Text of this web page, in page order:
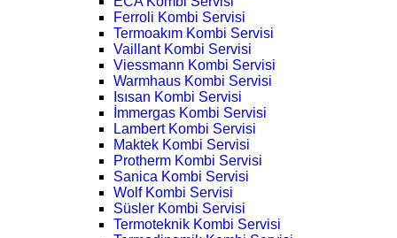
Ferroli Kombi Servisi
Termoakım Kombi Servisi
Vaillant Kombi Servisi
Viessmann Kombi Servisi
Warmhaus Kombi Servisi
Isısan Kombi Servisi
İmmergas Kombi Servisi
Lambert Kombi Servisi
Maktek Kombi Servisi
Protherm Kombi Servisi
Sanica Kombi Servisi
Wolf Kombi Servisi
Süsler Kombi Servisi
Termoteknik Kombi Servisi